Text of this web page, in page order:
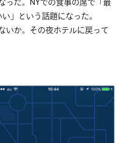
」という話題になった。
いか。その夜ホテルに戻って